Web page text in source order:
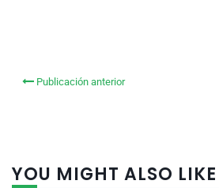
Publicación anterior
YOU MIGHT ALSO LIKE